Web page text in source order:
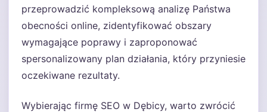
przeprowadzić kompleksową analizę Państwa
obecności online, zidentyfikować obszary
wymagające poprawy i zaproponować
spersonalizowany plan działania, który przyniesie
oczekiwane rezultaty.
Wybierając firmę SEO w Dębicy, warto zwrócić